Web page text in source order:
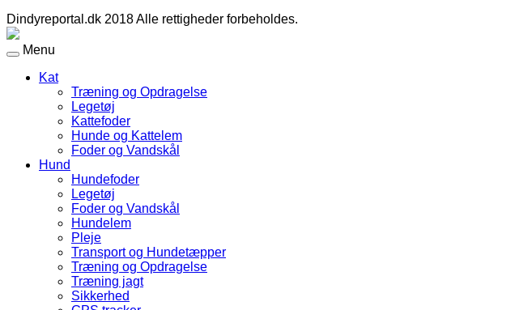
Dindyreportal.dk 2018 Alle rettigheder forbeholdes.
Menu
Kat
Træning og Opdragelse
Legetøj
Kattefoder
Hunde og Kattelem
Foder og Vandskål
Hund
Hundefoder
Legetøj
Foder og Vandskål
Hundelem
Pleje
Transport og Hundetæpper
Træning og Opdragelse
Træning jagt
Sikkerhed